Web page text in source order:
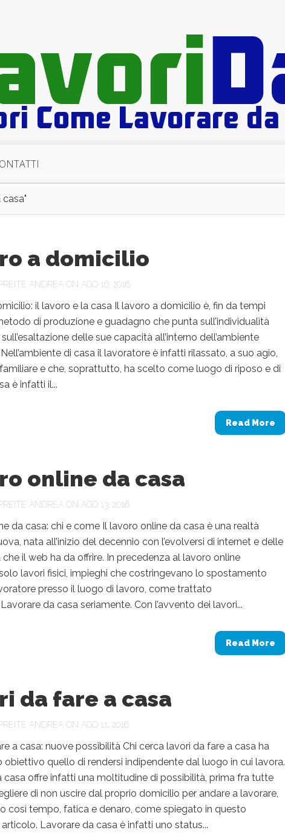
a domicilio
ANDREA ON AGO 16, 2016
il lavoro e la casa Il lavoro a domicilio è, fin da tempi
di produzione e guadagno che punta sull’individualità
delle sue capacità all’interno dell’ambiente
di casa il lavoratore è infatti rilassato, a suo agio,
e che, soprattutto, ha scelto come luogo di riposo e di
è infatti il...
Read More
online da casa
ANDREA ON AGO 13, 2016
da casa: chi e come Il lavoro online da casa è una realtà
nata all’inizio del decennio con l’evolversi di internet e delle
il web ha da offrire. In precedenza al lavoro online
lavori fisici, impieghi che costringevano lo spostamento
presso il luogo di lavoro, come trattato
da casa seriamente. Con l’avvento dei lavori...
Read More
da fare a casa
ANDREA ON AGO 11, 2016
a casa: nuove possibilità Chi cerca lavori da fare a casa ha
obiettivo quello di rendersi indipendente dal luogo in cui lavora.
casa offre infatti una moltitudine di possibilità, prima fra tutte
di non uscire dal proprio domicilio per andare a lavorare,
così tempo, fatica e denaro, come spiegato in questo
Lavorare da casa è infatti uno status...